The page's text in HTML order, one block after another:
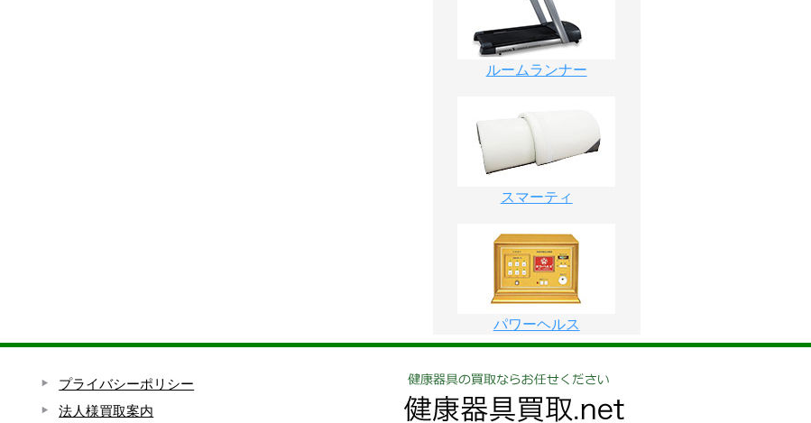
ルームランナー
スマーティ
パワーヘルス
プライバシーポリシー
法人様買取案内